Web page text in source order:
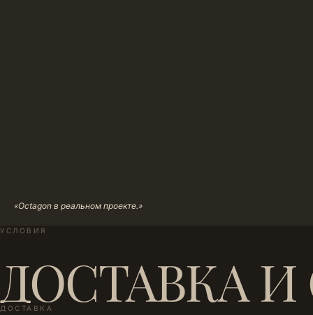
«Octagon в реальном проекте.»
УСЛОВИЯ
ДОСТАВКА
ДОСТАВКА